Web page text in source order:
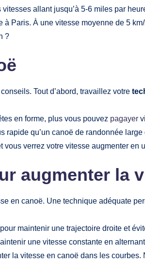
allant jusqu’à 5-6 miles par
Paris. À une vitesse moyenne de 5
?
Tout d’abord, travaillez votre
en forme, plus vous pouvez pagayer
rapide qu’un canoë de randonnée large
verrez votre vitesse augmenter en
augmenter la
en canoë. Une technique adéquate
maintenir une trajectoire droite et
une vitesse constante en
la vitesse en canoë dans les